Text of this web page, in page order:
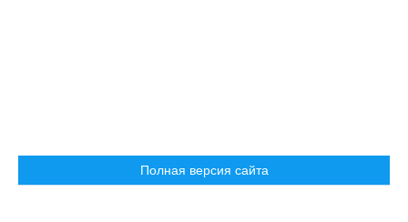
Полная версия сайта